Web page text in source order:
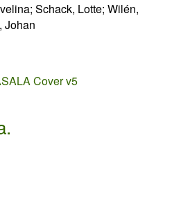
Schack, Lotte; Wilén,
Johan